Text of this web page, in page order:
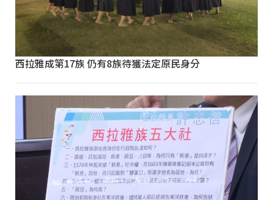
西拉雅成第17族 仍有8族待獲法定原民身分